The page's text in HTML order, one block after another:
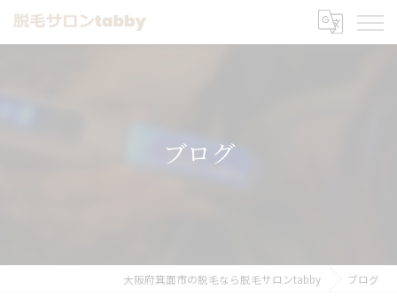
ブログ
大阪府箕面市の脱毛なら脱毛サロンtabby ブログ